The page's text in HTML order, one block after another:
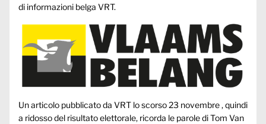
di informazioni belga VRT.
Un articolo pubblicato da VRT lo scorso 23 novembre , quindi
a ridosso del risultato elettorale, ricorda le parole di Tom Van